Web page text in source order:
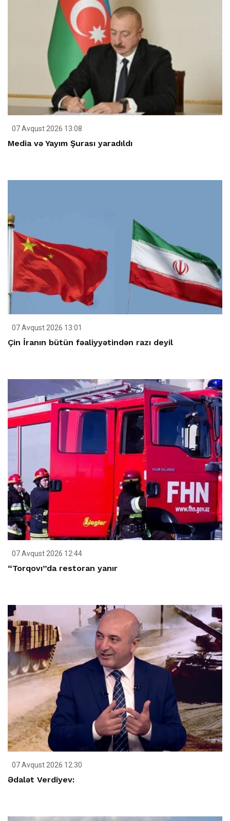
07 Avqust 2026 13:08
Media və Yayım Şurası yaradıldı
07 Avqust 2026 13:01
Çin İranın bütün fəaliyyətindən razı deyil
07 Avqust 2026 12:44
“Torqovı”da restoran yanır
07 Avqust 2026 12:30
Ədalət Verdiyev: